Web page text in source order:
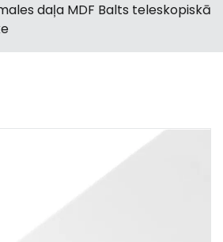
daļa MDF Balts teleskopiskā